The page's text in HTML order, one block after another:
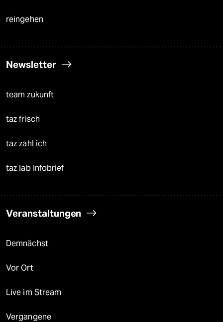
reingehen
Newsletter
team zukunft
taz frisch
taz zahl ich
taz lab Infobrief
Veranstaltungen
Demnächst
Vor Ort
Live im Stream
Vergangene